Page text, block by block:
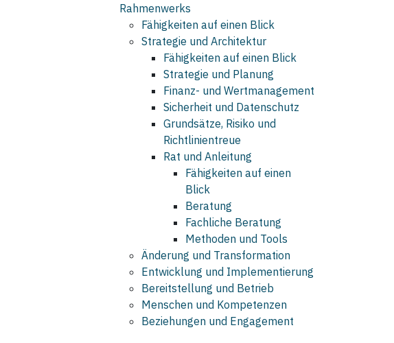
Rahmenwerks
Fähigkeiten auf einen Blick
Strategie und Architektur
Fähigkeiten auf einen Blick
Strategie und Planung
Finanz- und Wertmanagement
Sicherheit und Datenschutz
Grundsätze, Risiko und
Richtlinientreue
Rat und Anleitung
Fähigkeiten auf einen
Blick
Beratung
Fachliche Beratung
Methoden und Tools
Änderung und Transformation
Entwicklung und Implementierung
Bereitstellung und Betrieb
Menschen und Kompetenzen
Beziehungen und Engagement